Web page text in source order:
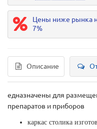
Цены ниже рынка
7%
Описание
едназначены для
препаратов и приборов
каркас столика